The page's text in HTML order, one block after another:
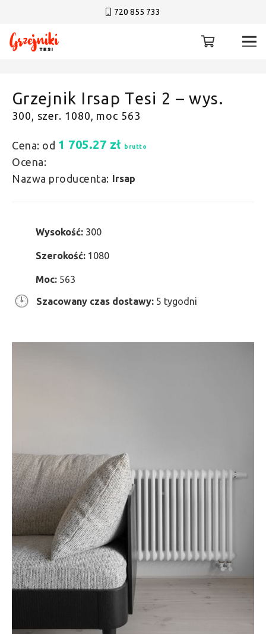
720 855 733
Grzejnik Irsap Tesi 2 – wys.
300, szer. 1080, moc 563
Cena: od 1 705.27 zł brutto
Ocena:
Nazwa producenta: Irsap
Wysokość: 300
Szerokość: 1080
Moc: 563
Szacowany czas dostawy: 5 tygodni